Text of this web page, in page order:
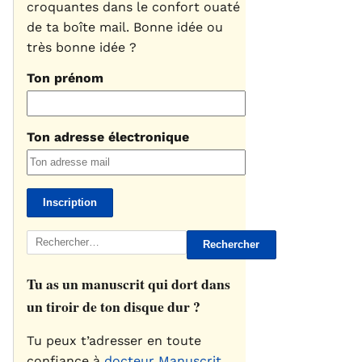
croquantes dans le confort ouaté
de ta boîte mail. Bonne idée ou
très bonne idée ?
Ton prénom
Ton adresse électronique
Rechercher :
Tu as un manuscrit qui dort dans
un tiroir de ton disque dur ?
Tu peux t’adresser en toute